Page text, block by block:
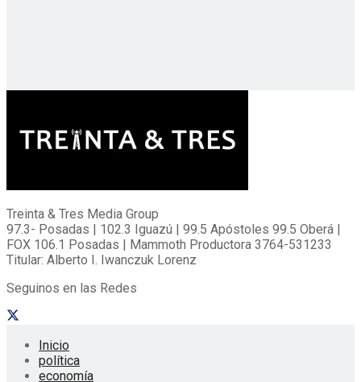
Treinta & Tres Media Group
97.3- Posadas | 102.3 Iguazú | 99.5 Apóstoles 99.5 Oberá |
FOX 106.1 Posadas | Mammoth Productora 3764-531233
Titular: Alberto I. Iwanczuk Lorenz
Seguinos en las Redes
Inicio
política
economía